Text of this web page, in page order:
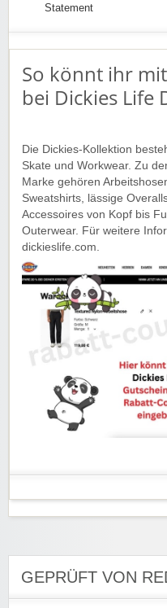
Statement
So könnt ihr
bei Dickies Life
Die Dickies-Kollektion
Skate und Workwear. Zu
Marke gehören
Sweatshirts, lässige
Accessoires von Kopf bis
Outerwear. Für weitere
dickieslife.com.
GEPRÜFT VON